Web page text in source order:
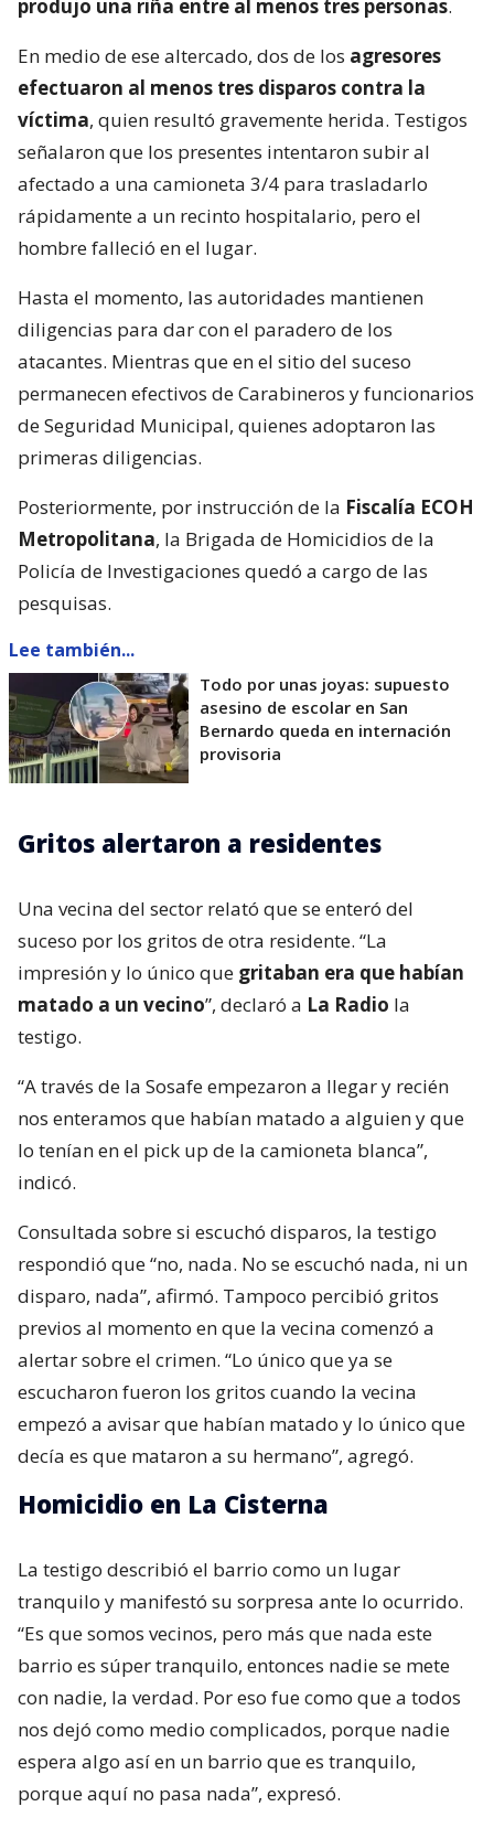
produjo una riña entre al menos tres personas.
En medio de ese altercado, dos de los agresores
efectuaron al menos tres disparos contra la
víctima, quien resultó gravemente herida. Testigos
señalaron que los presentes intentaron subir al
afectado a una camioneta 3/4 para trasladarlo
rápidamente a un recinto hospitalario, pero el
hombre falleció en el lugar.
Hasta el momento, las autoridades mantienen
diligencias para dar con el paradero de los
atacantes. Mientras que en el sitio del suceso
permanecen efectivos de Carabineros y funcionarios
de Seguridad Municipal, quienes adoptaron las
primeras diligencias.
Posteriormente, por instrucción de la Fiscalía ECOH
Metropolitana, la Brigada de Homicidios de la
Policía de Investigaciones quedó a cargo de las
pesquisas.
Lee también...
Todo por unas joyas: supuesto
asesino de escolar en San
Bernardo queda en internación
provisoria
Gritos alertaron a residentes
Una vecina del sector relató que se enteró del
suceso por los gritos de otra residente. “La
impresión y lo único que gritaban era que habían
matado a un vecino”, declaró a La Radio la
testigo.
“A través de la Sosafe empezaron a llegar y recién
nos enteramos que habían matado a alguien y que
lo tenían en el pick up de la camioneta blanca”,
indicó.
Consultada sobre si escuchó disparos, la testigo
respondió que “no, nada. No se escuchó nada, ni un
disparo, nada”, afirmó. Tampoco percibió gritos
previos al momento en que la vecina comenzó a
alertar sobre el crimen. “Lo único que ya se
escucharon fueron los gritos cuando la vecina
empezó a avisar que habían matado y lo único que
decía es que mataron a su hermano”, agregó.
Homicidio en La Cisterna
La testigo describió el barrio como un lugar
tranquilo y manifestó su sorpresa ante lo ocurrido.
“Es que somos vecinos, pero más que nada este
barrio es súper tranquilo, entonces nadie se mete
con nadie, la verdad. Por eso fue como que a todos
nos dejó como medio complicados, porque nadie
espera algo así en un barrio que es tranquilo,
porque aquí no pasa nada”, expresó.